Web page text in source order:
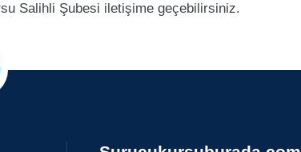
Salihli Şubesi iletişime geçebilirsiniz.